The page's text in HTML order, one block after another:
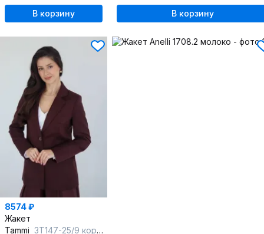
В корзину В корзину
8574 ₽
Жакет
Tammi 3Т147-25/9 коричневый